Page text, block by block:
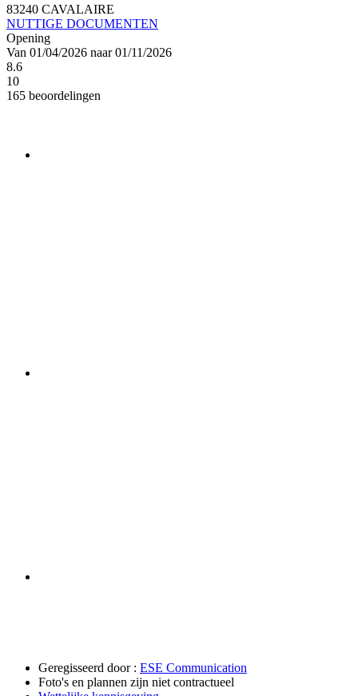
83240 CAVALAIRE
NUTTIGE DOCUMENTEN
Opening
Van 01/04/2026 naar 01/11/2026
8.6
10
165 beoordelingen
Geregisseerd door : ESE Communication
Foto's en plannen zijn niet contractueel